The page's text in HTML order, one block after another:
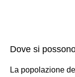
Dove si
La popolazione